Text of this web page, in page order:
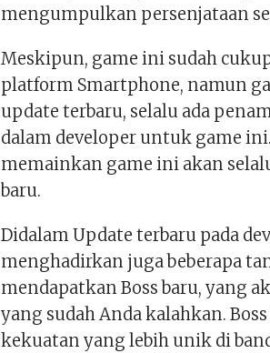
mengumpulkan persenjataan
Meskipun, game ini sudah
platform Smartphone, namun
update terbaru, selalu ada
dalam developer untuk game
memainkan game ini akan
baru.
Didalam Update terbaru pada
menghadirkan juga beberapa
mendapatkan Boss baru, yang
yang sudah Anda kalahkan.
kekuatan yang lebih unik di